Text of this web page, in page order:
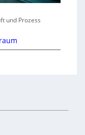
und Prozess